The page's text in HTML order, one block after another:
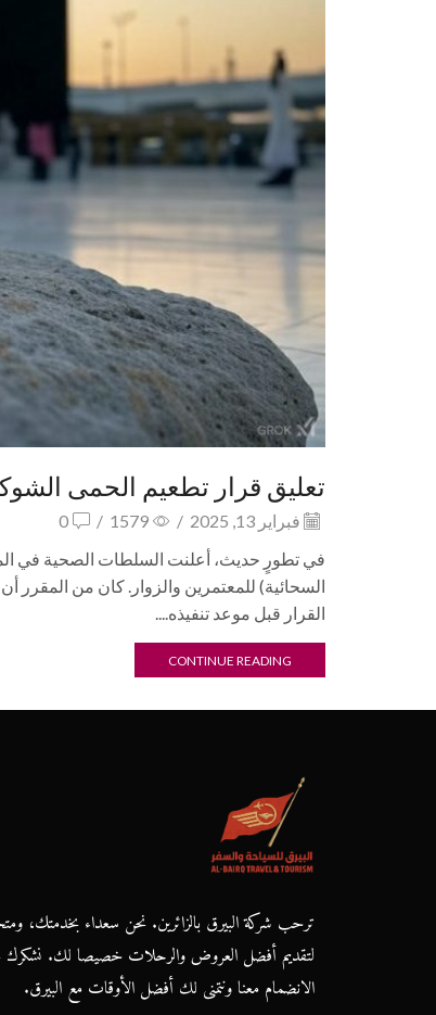
تعليق قرار تطعيم الحمى
فبراير 13, 2025 /
1579
/
0
في تطورٍ حديث، أعلنت السلطات الصحية في
القرار قبل موعد تنفيذه....
CONTINUE READING
ترحب شركة البيرق بالزائرين. نحن سعداء بخدمتك،
لتقديم أفضل العروض والرحلات خصيصا لك. نشكرك
الانضمام معنا ونتمنى لك أفضل الأوقات مع البيرق.